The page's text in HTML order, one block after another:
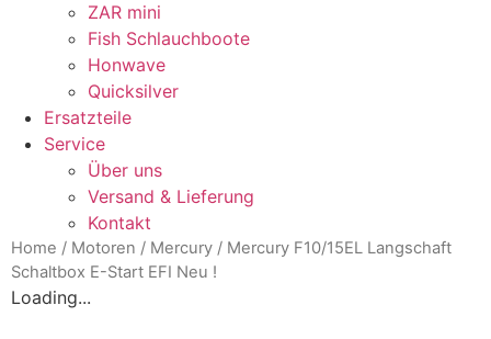
ZAR mini
Fish Schlauchboote
Honwave
Quicksilver
Ersatzteile
Service
Über uns
Versand & Lieferung
Kontakt
Home / Motoren / Mercury / Mercury F10/15EL Langschaft
Schaltbox E-Start EFI Neu !
Loading...